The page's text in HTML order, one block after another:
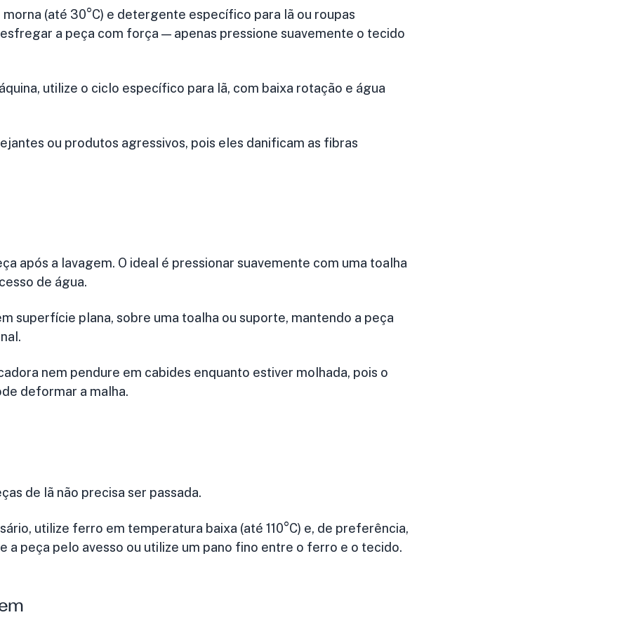
morna (até 30°C) e detergente específico para lã ou roupas
a peça com força — apenas pressione suavemente o tecido
utilize o ciclo específico para lã, com baixa rotação e água
ou produtos agressivos, pois eles danificam as fibras
após a lavagem. O ideal é pressionar suavemente com uma toalha
de água.
superfície plana, sobre uma toalha ou suporte, mantendo a peça
nem pendure em cabides enquanto estiver molhada, pois o
deformar a malha.
de lã não precisa ser passada.
utilize ferro em temperatura baixa (até 110°C) e, de preferência,
a peça pelo avesso ou utilize um pano fino entre o ferro e o tecido.